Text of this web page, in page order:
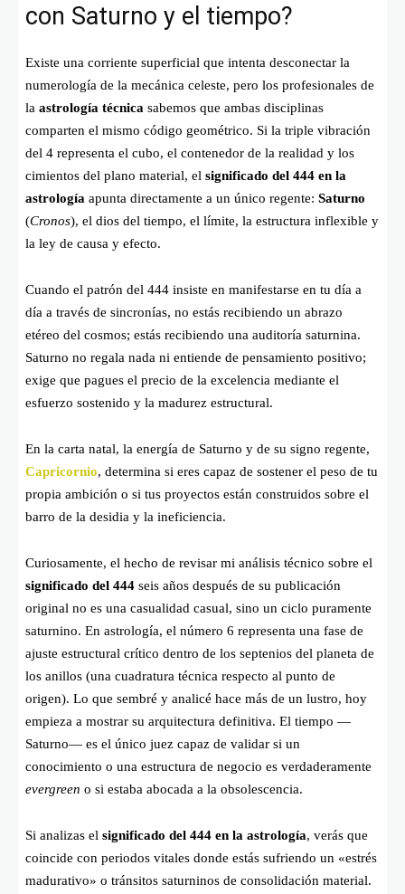
con Saturno y el tiempo?
Existe una corriente superficial que intenta desconectar la
numerología de la mecánica celeste, pero los profesionales de
la astrología técnica sabemos que ambas disciplinas
comparten el mismo código geométrico. Si la triple vibración
del 4 representa el cubo, el contenedor de la realidad y los
cimientos del plano material, el significado del 444 en la
astrología apunta directamente a un único regente: Saturno
(Cronos), el dios del tiempo, el límite, la estructura inflexible y
la ley de causa y efecto.
Cuando el patrón del 444 insiste en manifestarse en tu día a
día a través de sincronías, no estás recibiendo un abrazo
etéreo del cosmos; estás recibiendo una auditoría saturnina.
Saturno no regala nada ni entiende de pensamiento positivo;
exige que pagues el precio de la excelencia mediante el
esfuerzo sostenido y la madurez estructural.
En la carta natal, la energía de Saturno y de su signo regente,
Capricornio, determina si eres capaz de sostener el peso de tu
propia ambición o si tus proyectos están construidos sobre el
barro de la desidia y la ineficiencia.
Curiosamente, el hecho de revisar mi análisis técnico sobre el
significado del 444 seis años después de su publicación
original no es una casualidad casual, sino un ciclo puramente
saturnino. En astrología, el número 6 representa una fase de
ajuste estructural crítico dentro de los septenios del planeta de
los anillos (una cuadratura técnica respecto al punto de
origen). Lo que sembré y analicé hace más de un lustro, hoy
empieza a mostrar su arquitectura definitiva. El tiempo —
Saturno— es el único juez capaz de validar si un
conocimiento o una estructura de negocio es verdaderamente
evergreen o si estaba abocada a la obsolescencia.
Si analizas el significado del 444 en la astrología, verás que
coincide con periodos vitales donde estás sufriendo un «estrés
madurativo» o tránsitos saturninos de consolidación material.